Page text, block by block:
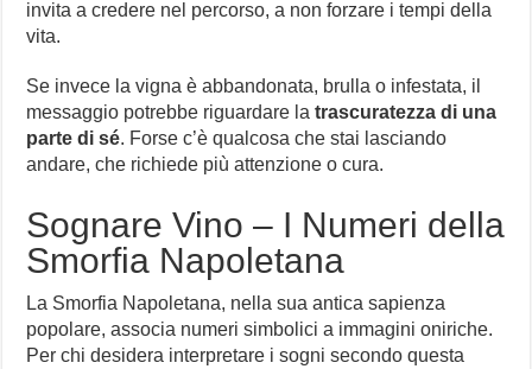
invita a credere nel percorso, a non forzare i tempi della
vita.
Se invece la vigna è abbandonata, brulla o infestata, il
messaggio potrebbe riguardare latrascuratezza di una
parte di sé. Forse c’è qualcosa che stai lasciando
andare, che richiede più attenzione o cura.
Sognare Vino – I Numeri della
Smorfia Napoletana
La Smorfia Napoletana, nella sua antica sapienza
popolare, associa numeri simbolici a immagini oniriche.
Per chi desidera interpretare i sogni secondo questa